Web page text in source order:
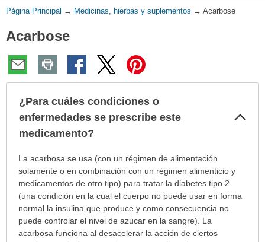
campo
de
Usted
aquí:
Página Principal → Medicinas, hierbas y suplementos → Acarbose
Acarbose
¿Para cuáles condiciones o
enfermedades se prescribe este
medicamento?
¿Para
cuáles
condiciones
enfermedades
prescribe
La acarbosa se usa (con un régimen de alimentación
solamente o en combinación con un régimen alimenticio y
medicamentos de otro tipo) para tratar la diabetes tipo 2
(una condición en la cual el cuerpo no puede usar en forma
normal la insulina que produce y como consecuencia no
puede controlar el nivel de azúcar en la sangre). La
acarbosa funciona al desacelerar la acción de ciertos